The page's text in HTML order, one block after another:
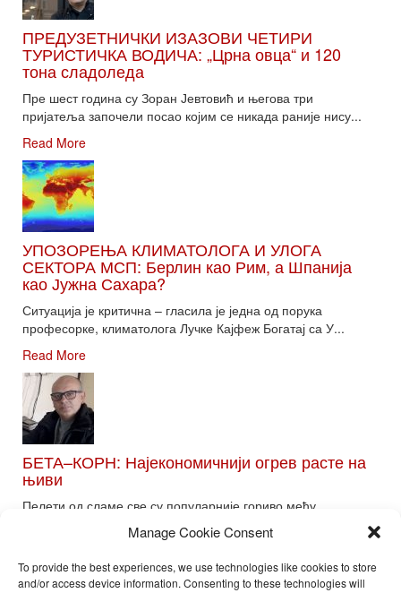
Manage Cookie Consent
To provide the best experiences, we use technologies like cookies to store
and/or access device information. Consenting to these technologies will
ПРЕДУЗЕТНИЧКИ ИЗАЗОВИ ЧЕТИРИ
ТУРИСТИЧКА ВОДИЧА: „Црна овца“ и 120
тона сладоледа
Пре шест година су Зоран Јевтовић и његова три
пријатеља започели посао којим се никада раније нису...
Read More
УПОЗОРЕЊА КЛИМАТОЛОГА И УЛОГА
СЕКТОРА МСП: Берлин као Рим, а Шпанија
као Јужна Сахара?
Ситуација је критична – гласила је једна од порука
професорке, климатолога Лучке Кајфеж Богатај са У...
Read More
БЕТА–КОРН: Најекономичнији огрев расте на
њиви
Пелети од сламе све су популарније гориво међу
потрошачима. Главне препреке већoj производњи овог ог...